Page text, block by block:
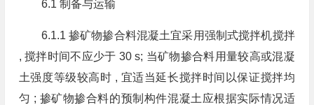
6.1 制备与运输
6.1.1 掺矿物掺合料混凝土宜采用强制式搅拌机搅拌
, 搅拌时间不应少于 30 s; 当矿物掺合料用量较高或混凝
土强度等级较高时 , 宜适当延长搅拌时间以保证搅拌均
匀 ; 掺矿物掺合料的预制构件混凝土应根据实际情况适